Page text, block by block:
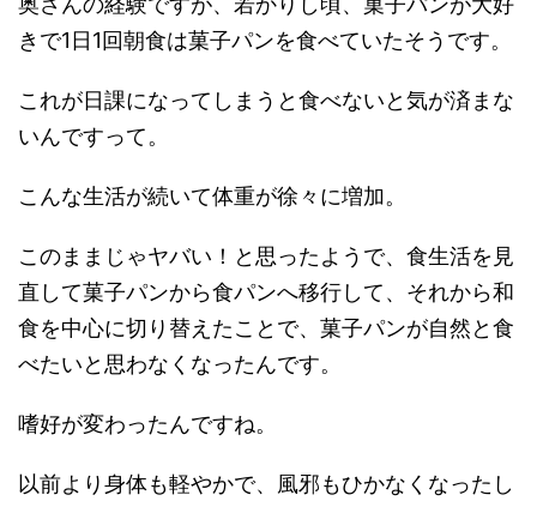
きで1日1回朝食は菓子パンを食べていたそうです。
これが日課になってしまうと食べないと気が済まな
いんですって。
こんな生活が続いて体重が徐々に増加。
このままじゃヤバい！と思ったようで、食生活を見
直して菓子パンから食パンへ移行して、それから和
食を中心に切り替えたことで、菓子パンが自然と食
べたいと思わなくなったんです。
嗜好が変わったんですね。
以前より身体も軽やかで、風邪もひかなくなったし